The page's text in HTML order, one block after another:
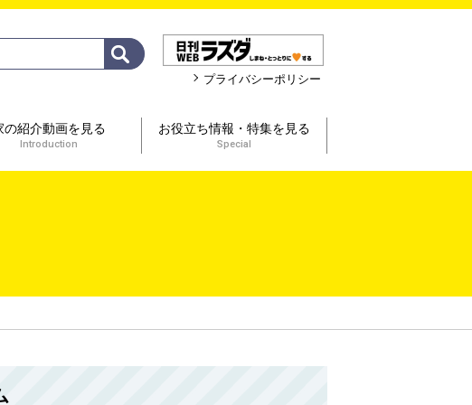
プライバシーポリシー
の紹介動画を見る
Introduction
お役立ち情報・特集を見る
Special